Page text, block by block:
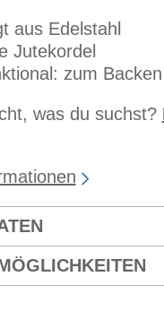
aus Edelstahl
Jutekordel
zum
was du suchst?